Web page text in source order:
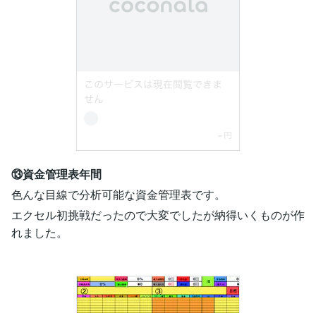
⑬資金管理表年間
色んな目線で分析可能な資金管理表です。
エクセル初挑戦だったので大変でしたが納得いくものが作
れました。